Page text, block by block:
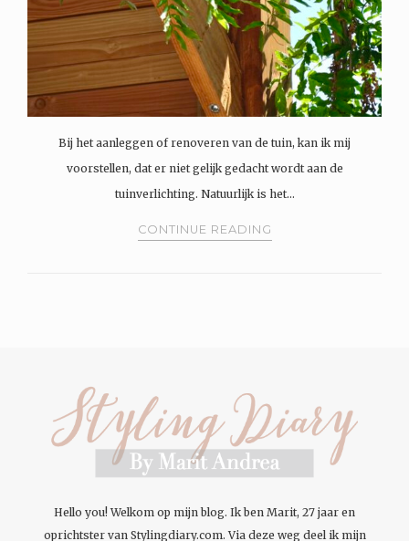
Bij het aanleggen of renoveren van de tuin, kan ik mij
voorstellen, dat er niet gelijk gedacht wordt aan de
tuinverlichting. Natuurlijk is het…
CONTINUE READING
Hello you! Welkom op mijn blog. Ik ben Marit, 27 jaar en
oprichtster van Stylingdiary.com. Via deze weg deel ik mijn